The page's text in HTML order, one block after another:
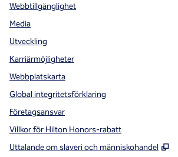
Webbtillgänglighet
Media
Utveckling
Karriärmöjligheter
Webbplatskarta
Global integritetsförklaring
Företagsansvar
Villkor för Hilton Honors-rabatt
Uttalande om slaveri och människohandel
,